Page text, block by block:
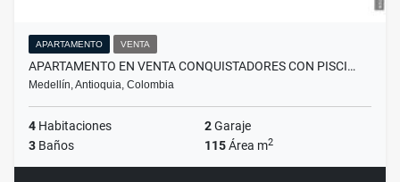
APARTAMENTO VENTA
APARTAMENTO EN VENTA CONQUISTADORES CON PISCI…
Medellín, Antioquia, Colombia
4 Habitaciones 2Garaje
3 Baños 115Área m2